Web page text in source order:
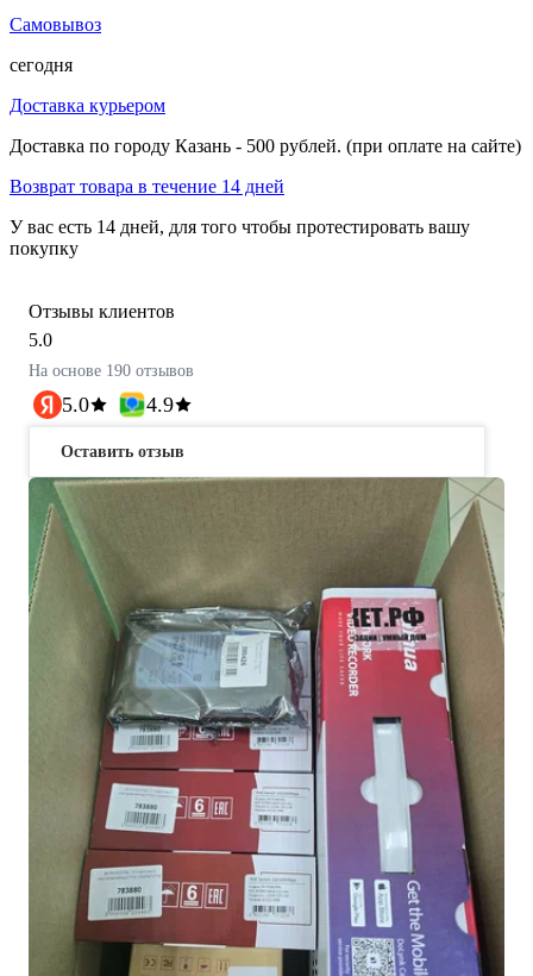
Самовывоз
сегодня
Доставка курьером
Доставка по городу Казань - 500 рублей. (при оплате на сайте)
Возврат товара в течение 14 дней
У вас есть 14 дней, для того чтобы протестировать вашу
покупку